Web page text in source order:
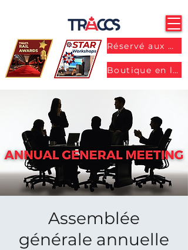
Réservé aux membres
Boutique en ligne
Assemblée
générale annuelle